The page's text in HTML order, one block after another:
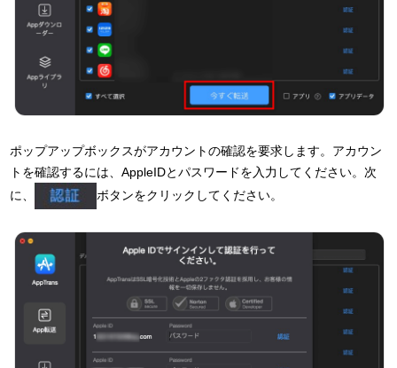
ポップアップボックスがアカウントの確認を要求します。アカウン
トを確認するには、AppleIDとパスワードを入力してください。次
に、
ボタンをクリックしてください。